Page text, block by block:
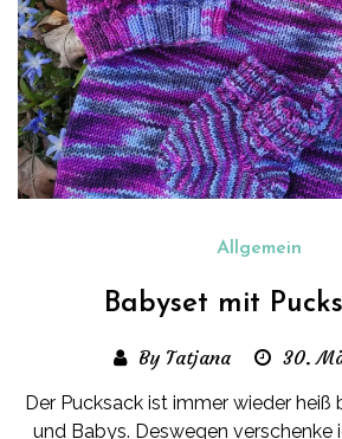
Allgemein
Babyset mit
By Tatjana 30.
Der Pucksack ist immer wieder heiß
und Babys. Deswegen verschenke